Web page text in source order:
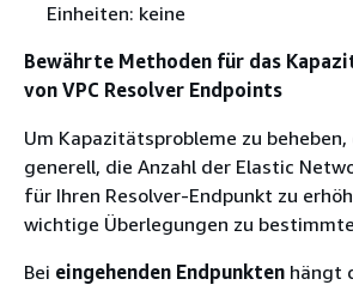
Einheiten: keine
Bewährte Methoden für das
von VPC Resolver Endpoints
Um Kapazitätsprobleme zu
generell, die Anzahl der Elastic
für Ihren Resolver-Endpunkt zu
wichtige Überlegungen zu
Bei eingehenden Endpunkten hängt